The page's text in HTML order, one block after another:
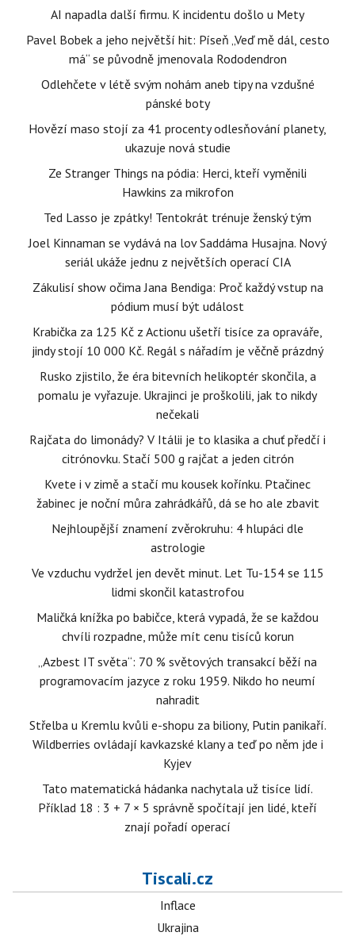
AI napadla další firmu. K incidentu došlo u Mety
Pavel Bobek a jeho největší hit: Píseň „Veď mě dál, cesto
má“ se původně jmenovala Rododendron
Odlehčete v létě svým nohám aneb tipy na vzdušné
pánské boty
Hovězí maso stojí za 41 procenty odlesňování planety,
ukazuje nová studie
Ze Stranger Things na pódia: Herci, kteří vyměnili
Hawkins za mikrofon
Ted Lasso je zpátky! Tentokrát trénuje ženský tým
Joel Kinnaman se vydává na lov Saddáma Husajna. Nový
seriál ukáže jednu z největších operací CIA
Zákulisí show očima Jana Bendiga: Proč každý vstup na
pódium musí být událost
Krabička za 125 Kč z Actionu ušetří tisíce za opraváře,
jindy stojí 10 000 Kč. Regál s nářadím je věčně prázdný
Rusko zjistilo, že éra bitevních helikoptér skončila, a
pomalu je vyřazuje. Ukrajinci je proškolili, jak to nikdy
nečekali
Rajčata do limonády? V Itálii je to klasika a chuť předčí i
citrónovku. Stačí 500 g rajčat a jeden citrón
Kvete i v zimě a stačí mu kousek kořínku. Ptačinec
žabinec je noční můra zahrádkářů, dá se ho ale zbavit
Nejhloupější znamení zvěrokruhu: 4 hlupáci dle
astrologie
Ve vzduchu vydržel jen devět minut. Let Tu-154 se 115
lidmi skončil katastrofou
Maličká knížka po babičce, která vypadá, že se každou
chvíli rozpadne, může mít cenu tisíců korun
„Azbest IT světa“: 70 % světových transakcí běží na
programovacím jazyce z roku 1959. Nikdo ho neumí
nahradit
Střelba u Kremlu kvůli e-shopu za biliony, Putin panikaří.
Wildberries ovládají kavkazské klany a teď po něm jde i
Kyjev
Tato matematická hádanka nachytala už tisíce lidí.
Příklad 18 : 3 + 7 × 5 správně spočítají jen lidé, kteří
znají pořadí operací
Tiscali.cz
Inflace
Ukrajina